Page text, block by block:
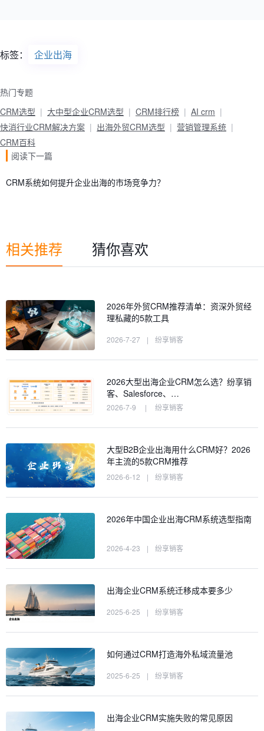
标签： 企业出海
热门专题
CRM选型
大中型企业CRM选型 CRM排行榜
AI crm
快消行业CRM解决方案
出海外贸CRM选型
营销管理系统
CRM百科
阅读下一篇
CRM系统如何提升企业出海的市场竞争力？
相关推荐 猜你喜欢
2026年外贸CRM推荐清单：资深外贸经
理私藏的5款工具
2026-7-27 | 纷享销客
2026大型出海企业CRM怎么选？纷享销
客、Salesforce、…
2026-7-9 | 纷享销客
大型B2B企业出海用什么CRM好？2026
年主流的5款CRM推荐
2026-6-12 | 纷享销客
2026年中国企业出海CRM系统选型指南
2026-4-23 | 纷享销客
出海企业CRM系统迁移成本要多少
2025-6-25 | 纷享销客
如何通过CRM打造海外私域流量池
2025-6-25 | 纷享销客
出海企业CRM实施失败的常见原因